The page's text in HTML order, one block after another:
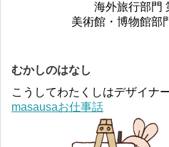
海外旅行部門
美術館・博物館部
むかしのはなし
こうしてわたくしはデザイナ
masausaお仕事話